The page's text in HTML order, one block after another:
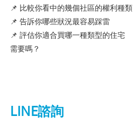
📌 比較你看中的幾個社區的權利種類
📌 告訴你哪些狀況最容易踩雷
📌 評估你適合買哪一種類型的住宅
需要嗎？
LINE諮詢